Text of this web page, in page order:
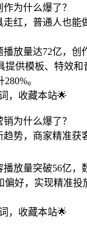
为什么爆了？
红，普通人也能
放量达72亿，创
提供模板、特效
。
，收藏本站🌟
为什么爆了？
趋势，商家精准获
放量突破56亿，
偏好，实现精准
，收藏本站🌟